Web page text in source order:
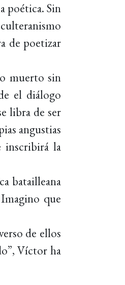
poética. Sin
de poetizar
muerto sin
el diálogo
libra de ser
angustias
inscribirá la
batailleana
que
de ellos
Víctor ha